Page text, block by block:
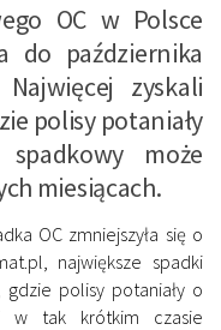
OC w Polsce
do października
zyskali
polisy potaniały
może
miesiącach.
OC zmniejszyła się o
największe spadki
gdzie polisy potaniały o
w tak krótkim czasie